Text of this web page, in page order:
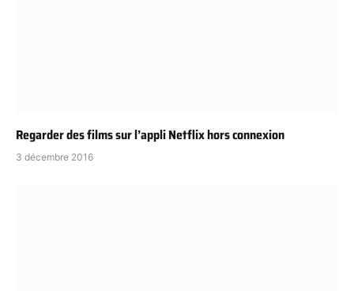
Regarder des films sur l’appli Netflix hors connexion
3 décembre 2016